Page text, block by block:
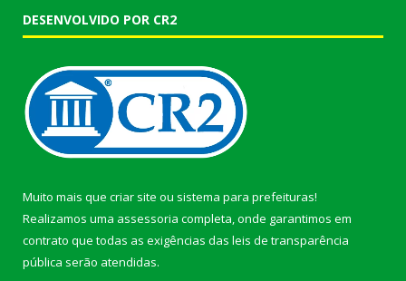
DESENVOLVIDO POR CR2
Muito mais que criar site ou sistema para prefeituras!
Realizamos uma assessoria completa, onde garantimos em
contrato que todas as exigências das leis de transparência
pública serão atendidas.